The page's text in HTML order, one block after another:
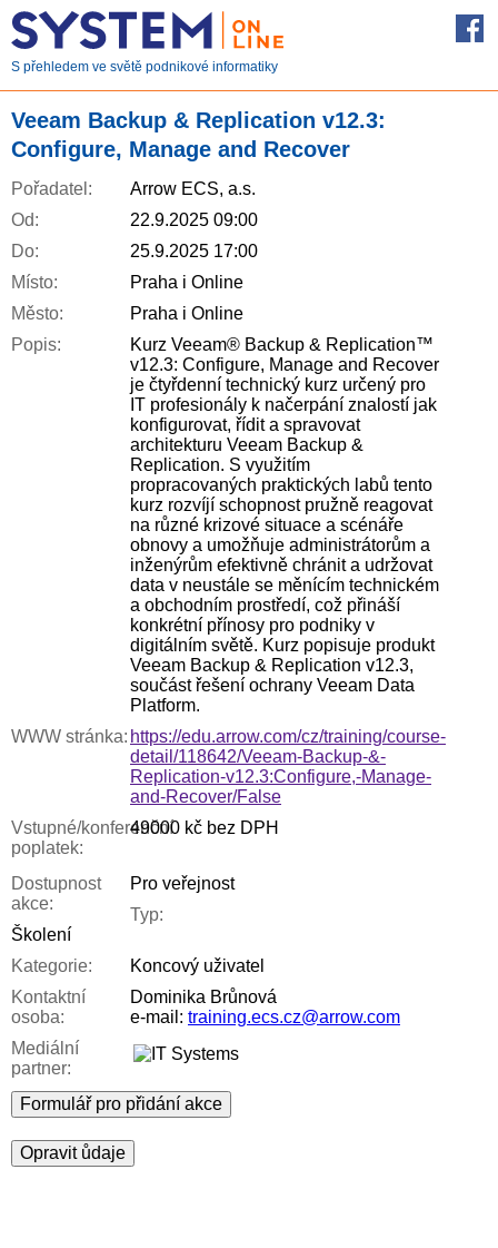
S přehledem ve světě podnikové informatiky
Veeam Backup & Replication v12.3:
Configure, Manage and Recover
Pořadatel:
Arrow ECS, a.s.
Od:
22.9.2025 09:00
Do:
25.9.2025 17:00
Místo:
Praha i Online
Město:
Praha i Online
Popis:
Kurz Veeam® Backup & Replication™
v12.3: Configure, Manage and Recover
je čtyřdenní technický kurz určený pro
IT profesionály k načerpání znalostí jak
konfigurovat, řídit a spravovat
architekturu Veeam Backup &
Replication. S využitím
propracovaných praktických labů tento
kurz rozvíjí schopnost pružně reagovat
na různé krizové situace a scénáře
obnovy a umožňuje administrátorům a
inženýrům efektivně chránit a udržovat
data v neustále se měnícím technickém
a obchodním prostředí, což přináší
konkrétní přínosy pro podniky v
digitálním světě. Kurz popisuje produkt
Veeam Backup & Replication v12.3,
součást řešení ochrany Veeam Data
Platform.
WWW stránka: https://edu.arrow.com/cz/training/course-
detail/118642/Veeam-Backup-&-
Replication-v12.3:Configure,-Manage-
and-Recover/False
Vstupné/konferenční
poplatek:
49000 kč bez DPH
Dostupnost
akce:
Pro veřejnost
Typ:
Školení
Kategorie:
Koncový uživatel
Kontaktní
osoba:
Dominika Brůnová
e-mail: training.ecs.cz@arrow.com
Mediální
partner:
Formulář pro přidání akce
Opravit ůdaje